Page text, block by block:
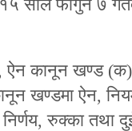
साल फागुन ७
कानून खण्ड (क)
खण्डमा ऐन,
रुक्का तथा